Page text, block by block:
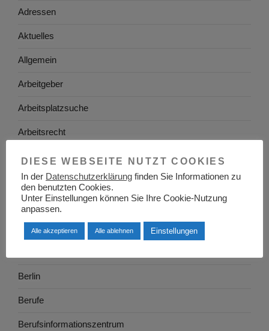
Adressen
Aktuelles
Allgemein
Arbeitgeber
Arbeitsplatzsuche
Arbeitsrecht
Arbeitswelt
Arbeitszeugnis
Ausbildung
Baden-Württemberg
Berlin
Berufe
Berufsinformationszentrum
DIESE WEBSEITE NUTZT COOKIES
In der Datenschutzerklärung finden Sie Informationen zu
den benutzten Cookies.
Unter Einstellungen können Sie Ihre Cookie-Nutzung
anpassen.
Alle akzeptieren Alle ablehnen Einstellungen